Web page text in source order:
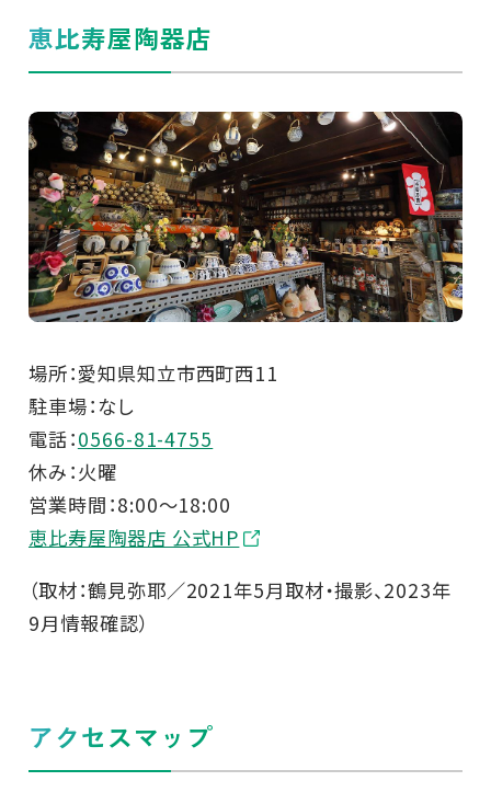
恵比寿屋陶器店
場所：愛知県知立市西町西11
駐車場：なし
電話：0566-81-4755
休み：火曜
営業時間：8:00～18:00
恵比寿屋陶器店 公式HP
（取材：鶴見弥耶／2021年5月取材・撮影、2023年
9月情報確認）
アクセスマップ